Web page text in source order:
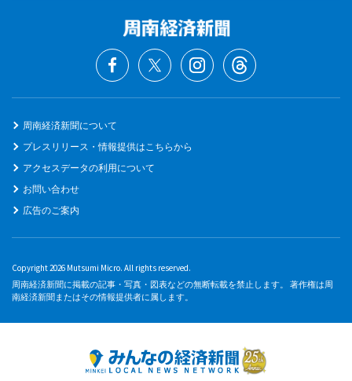
周南経済新聞について
プレスリリース・情報提供はこちらから
アクセスデータの利用について
お問い合わせ
広告のご案内
Copyright 2026 Mutsumi Micro. All rights reserved.
周南経済新聞に掲載の記事・写真・図表などの無断転載を禁止します。 著作権は周
南経済新聞またはその情報提供者に属します。